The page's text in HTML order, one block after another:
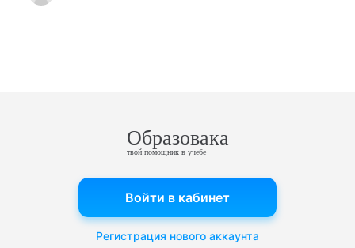
Образовака
твой помощник в учебе
Войти в кабинет
Регистрация нового аккаунта